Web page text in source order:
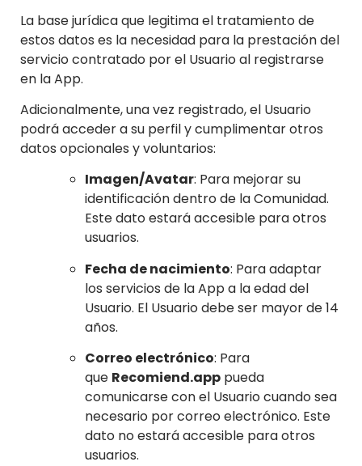
La base jurídica que legitima el tratamiento de
estos datos es la necesidad para la prestación del
servicio contratado por el Usuario al registrarse
en la App.
Adicionalmente, una vez registrado, el Usuario
podrá acceder a su perfil y cumplimentar otros
datos opcionales y voluntarios:
Imagen/Avatar: Para mejorar su
identificación dentro de la Comunidad.
Este dato estará accesible para otros
usuarios.
Fecha de nacimiento: Para adaptar
los servicios de la App a la edad del
Usuario. El Usuario debe ser mayor de 14
años.
Correo electrónico: Para
que Recomiend.app pueda
comunicarse con el Usuario cuando sea
necesario por correo electrónico. Este
dato no estará accesible para otros
usuarios.